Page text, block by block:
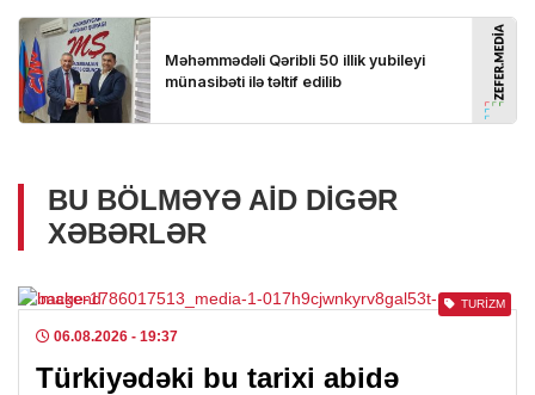
BU BÖLMƏYƏ AID DIGƏR
XƏBƏRLƏR
TURIZM
06.08.2026 - 19:37
Türkiyədəki bu tarixi abidə